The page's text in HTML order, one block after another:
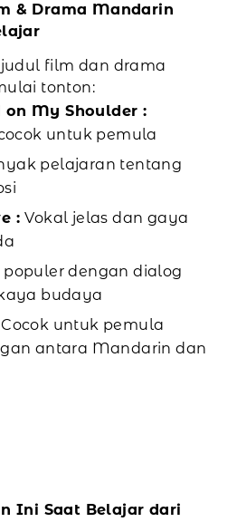
& Drama Mandarin
film dan drama
tonton:
on My Shoulder :
untuk pemula
pelajaran tentang
:Vokal jelas dan gaya
populer dengan dialog
budaya
Cocok untuk pemula
antara Mandarin dan
Ini Saat Belajar dari